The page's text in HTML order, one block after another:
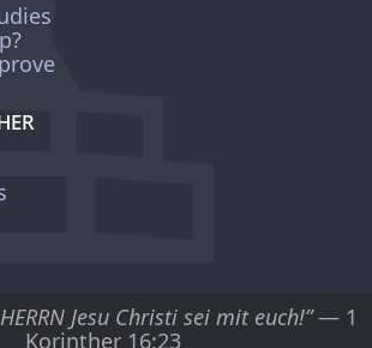
Jesu Christi sei mit euch!”— 1
Korinther 16:23